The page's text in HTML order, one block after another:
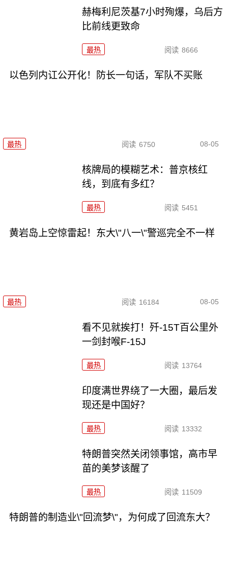
赫梅利尼茨基7小时殉爆，乌后方
比前线更致命
最热 阅读 8666
以色列内讧公开化！防长一句话，军队不买账
最热 阅读 6750 08-05
核牌局的模糊艺术：普京核红
线，到底有多红？
最热 阅读 5451
黄岩岛上空惊雷起！东大\"八一\"警巡完全不一样
最热 阅读 16184 08-05
看不见就挨打！歼-15T百公里外
一剑封喉F-15J
最热 阅读 13764
印度满世界绕了一大圈，最后发
现还是中国好？
最热 阅读 13332
特朗普突然关闭领事馆，高市早
苗的美梦该醒了
最热 阅读 11509
特朗普的制造业\"回流梦\"，为何成了回流东大？